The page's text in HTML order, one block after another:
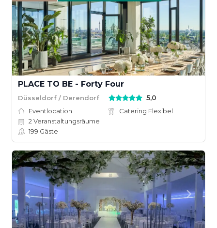
PLACE TO BE - Forty Four
Düsseldorf / Derendorf 5,0
Eventlocation
Catering Flexibel
2 Veranstaltungsräume
199 Gäste